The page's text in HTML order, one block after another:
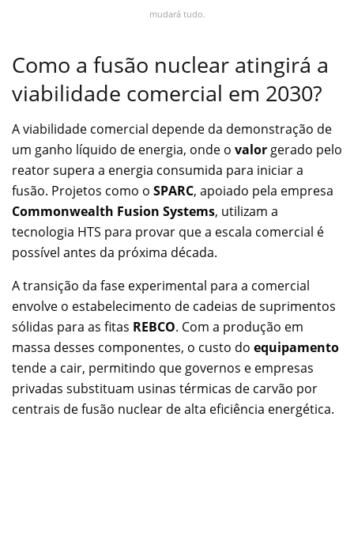
mudará tudo.
Como a fusão nuclear atingirá a
viabilidade comercial em 2030?
A viabilidade comercial depende da demonstração de
um ganho líquido de energia, onde o valor gerado pelo
reator supera a energia consumida para iniciar a
fusão. Projetos como o SPARC, apoiado pela empresa
Commonwealth Fusion Systems, utilizam a
tecnologia HTS para provar que a escala comercial é
possível antes da próxima década.
A transição da fase experimental para a comercial
envolve o estabelecimento de cadeias de suprimentos
sólidas para as fitas REBCO. Com a produção em
massa desses componentes, o custo do equipamento
tende a cair, permitindo que governos e empresas
privadas substituam usinas térmicas de carvão por
centrais de fusão nuclear de alta eficiência energética.